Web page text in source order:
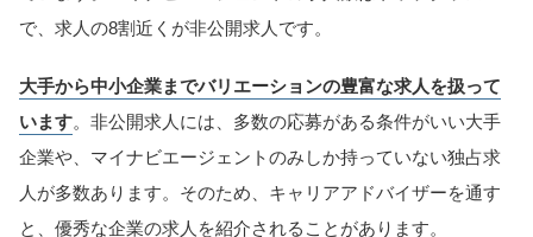
で、求人の8割近くが非公開求人です。
大手から中小企業までバリエーションの豊富な求人を扱って
います。非公開求人には、多数の応募がある条件がいい大手
企業や、マイナビエージェントのみしか持っていない独占求
人が多数あります。そのため、キャリアアドバイザーを通す
と、優秀な企業の求人を紹介されることがあります。